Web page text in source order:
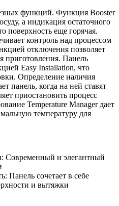
функций. Функция Booster
а индикация остаточного
поверхность еще горячая.
контроль над процессом
отключения позволяет
приготовления. Панель
Easy Installation, что
Определение наличия
панель, когда на ней ставят
приостановить процесс
Temperature Manager дает
температуру для
Современный и элегантный
Панель сочетает в себе
и вытяжки